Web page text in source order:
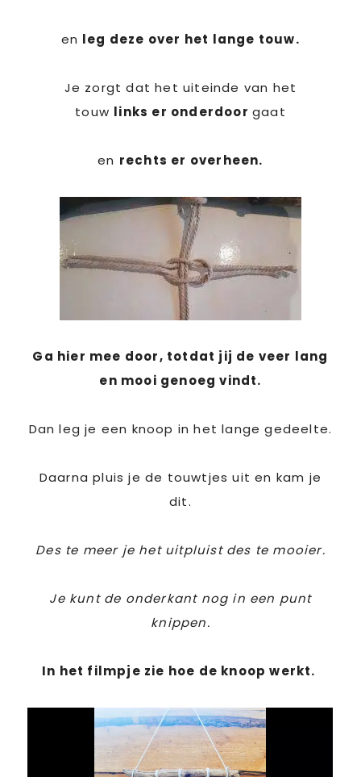
en leg deze over het lange touw.
Je zorgt dat het uiteinde van het
touw links er onderdoor gaat
en rechts er overheen.
Ga hier mee door, totdat jij de veer lang
en mooi genoeg vindt.
Dan leg je een knoop in het lange gedeelte.
Daarna pluis je de touwtjes uit en kam je
dit.
Des te meer je het uitpluist des te mooier.
Je kunt de onderkant nog in een punt
knippen.
In het filmpje zie hoe de knoop werkt.